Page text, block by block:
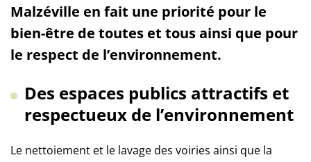
Malzéville en fait une priorité pour le
bien-être de toutes et tous ainsi que pour
le respect de l’environnement.
Des espaces publics attractifs et
respectueux de l’environnement
Le nettoiement et le lavage des voiries ainsi que la